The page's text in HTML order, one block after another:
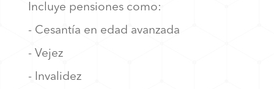
Incluye pensiones como:
- Cesantía en edad avanzada
- Vejez
- Invalidez